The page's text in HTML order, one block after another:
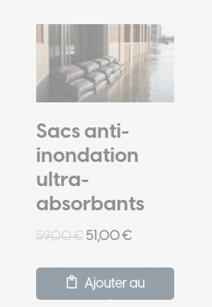
Sacs anti-
inondation
ultra-
absorbants
59,00€ Le
initial
était :
51,00€Le
actuel
est :
Ajouter au